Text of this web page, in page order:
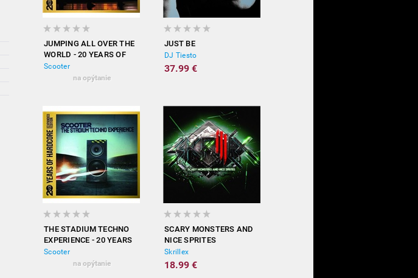
JUMPING ALL OVER THE
WORLD - 20 YEARS OF
HARDCORE (EXPANDED
EDITION)
Scooter
na opýtanie
JUST BE
DJ Tiesto
37.99 €
THE STADIUM TECHNO
EXPERIENCE - 20 YEARS
OF HARDCORE
(EXPANDED EDITION)
Scooter
na opýtanie
SCARY MONSTERS AND
NICE SPRITES
Skrillex
18.99 €